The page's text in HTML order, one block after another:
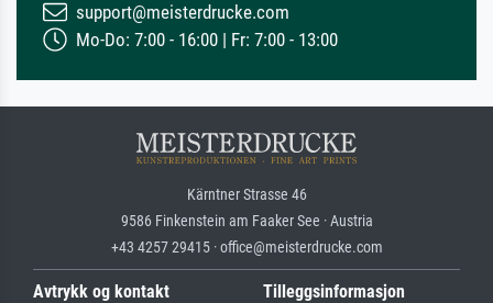
support@meisterdrucke.com
Mo-Do: 7:00 - 16:00 | Fr: 7:00 - 13:00
Kärntner Strasse 46
9586 Finkenstein am Faaker See · Austria
+43 4257 29415 · office@meisterdrucke.com
Avtrykk og kontakt Tilleggsinformasjon